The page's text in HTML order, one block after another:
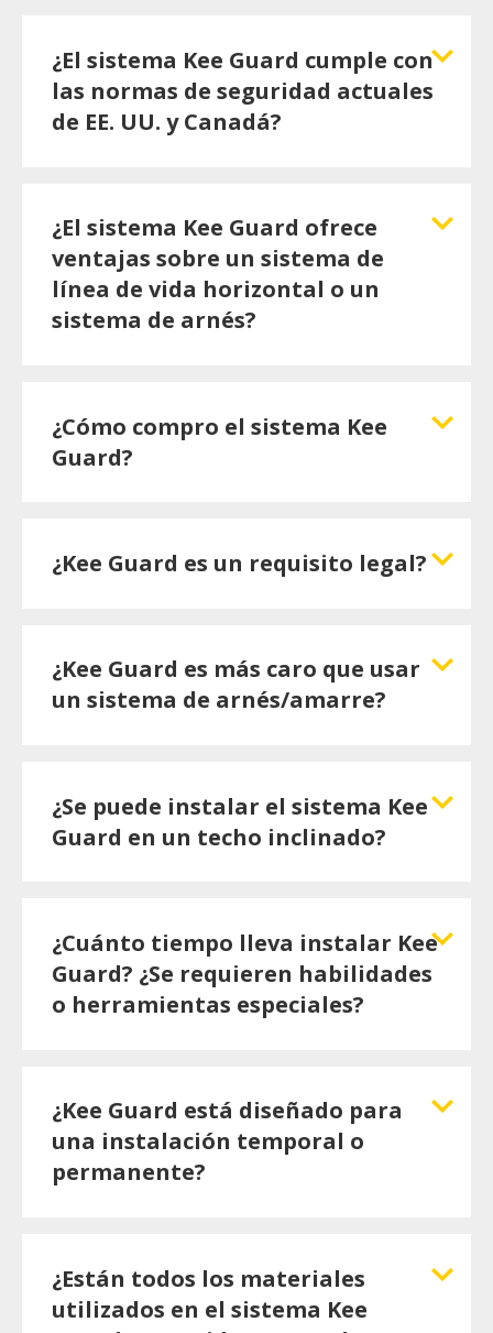
¿El sistema Kee Guard cumple con
las normas de seguridad actuales
de EE. UU. y Canadá?
¿El sistema Kee Guard ofrece
ventajas sobre un sistema de
línea de vida horizontal o un
sistema de arnés?
¿Cómo compro el sistema Kee
Guard?
¿Kee Guard es un requisito legal?
¿Kee Guard es más caro que usar
un sistema de arnés/amarre?
¿Se puede instalar el sistema Kee
Guard en un techo inclinado?
¿Cuánto tiempo lleva instalar Kee
Guard? ¿Se requieren habilidades
o herramientas especiales?
¿Kee Guard está diseñado para
una instalación temporal o
permanente?
¿Están todos los materiales
utilizados en el sistema Kee